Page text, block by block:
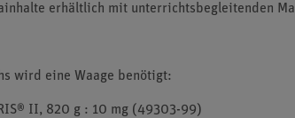
erhältlich mit unterrichtsbegleitenden
wird eine Waage benötigt:
II, 820 g : 10 mg (49303-99)